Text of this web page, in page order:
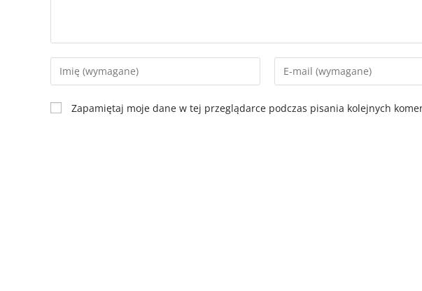
Zapamiętaj moje dane w tej przeglądarce podczas pisania kolejnych